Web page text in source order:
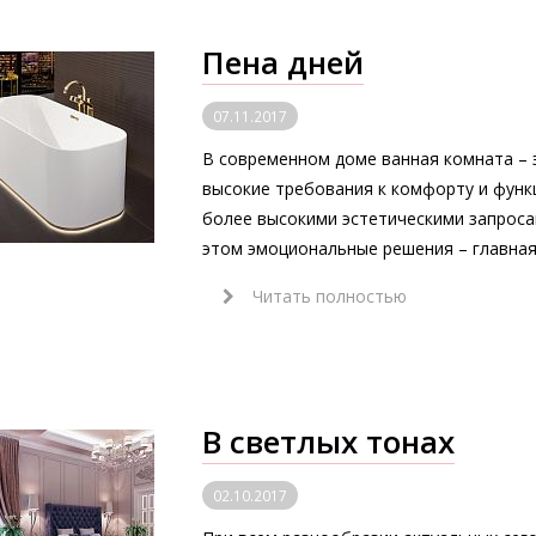
Пена дней
07.11.2017
В современном доме ванная комната –
высокие требования к комфорту и
более высокими эстетическими
этом эмоциональные решения –
Читать полностью
В светлых тонах
02.10.2017